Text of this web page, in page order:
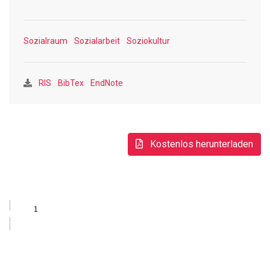
Sozialraum Sozialarbeit Soziokultur
RIS BibTex EndNote
Kostenlos herunterladen